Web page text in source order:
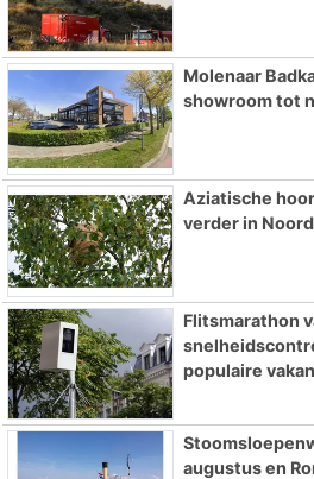
Molenaar
showroom tot
Aziatische
verder in
Flitsmarathon
populaire
augustus en